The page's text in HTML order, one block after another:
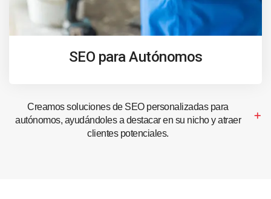
SEO para Autónomos
Creamos soluciones de SEO personalizadas para
autónomos, ayudándoles a destacar en su nicho y atraer
clientes potenciales.